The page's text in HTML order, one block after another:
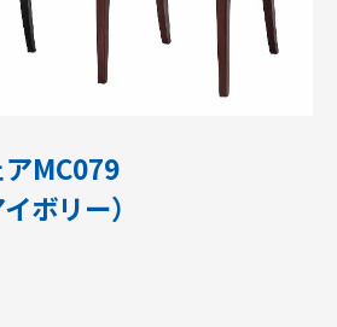
MC079
ボリー）